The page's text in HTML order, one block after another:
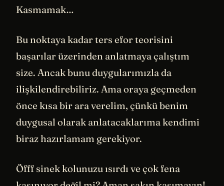
Kasmamak…
Bu noktaya kadar ters efor teorisini
başarılar üzerinden anlatmaya çalıştım
size. Ancak bunu duygularımızla da
ilişkilendirebiliriz. Ama oraya geçmeden
önce kısa bir ara verelim, çünkü benim
duygusal olarak anlatacaklarıma kendimi
biraz hazırlamam gerekiyor.
Öfff sinek kolunuzu ısırdı ve çok fena